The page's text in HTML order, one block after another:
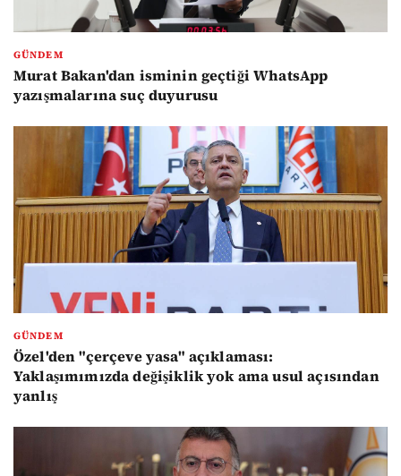
GÜNDEM
Murat Bakan'dan isminin geçtiği WhatsApp
yazışmalarına suç duyurusu
GÜNDEM
Özel'den "çerçeve yasa" açıklaması:
Yaklaşımımızda değişiklik yok ama usul açısından
yanlış